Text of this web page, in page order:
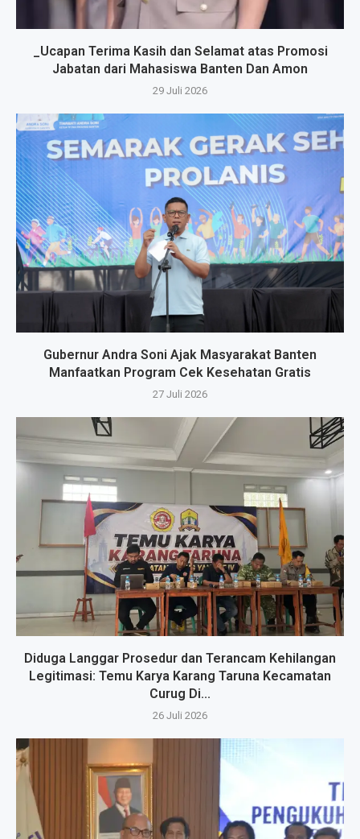
_Ucapan Terima Kasih dan Selamat atas Promosi
Jabatan dari Mahasiswa Banten Dan Amon
29 Juli 2026
Gubernur Andra Soni Ajak Masyarakat Banten
Manfaatkan Program Cek Kesehatan Gratis
27 Juli 2026
Diduga Langgar Prosedur dan Terancam Kehilangan
Legitimasi: Temu Karya Karang Taruna Kecamatan
Curug Di...
26 Juli 2026